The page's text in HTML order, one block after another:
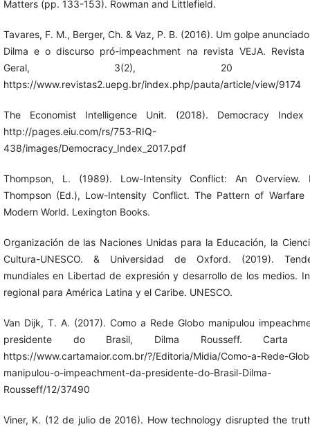
Matters (pp. 133-153). Rowman and Littlefield.
Tavares, F. M., Berger, Ch. & Vaz, P. B. (2016). Um golpe
Dilma e o discurso pró-impeachment na revista VEJA. Revista
Geral, 3(2), 20 -
https://www.revistas2.uepg.br/index.php/pauta/article/view/9174
The Economist Intelligence Unit. (2018). Democracy Index
http://pages.eiu.com/rs/753-RIQ-
438/images/Democracy_Index_2017.pdf
Thompson, L. (1989). Low-Intensity Conflict: An Overview.
Thompson (Ed.), Low-Intensity Conflict. The Pattern of Warfare
Modern World. Lexington Books.
Organización de las Naciones Unidas para la Educación, la
Cultura-UNESCO. & Universidad de Oxford. (2019).
mundiales en Libertad de expresión y desarrollo de los medios.
regional para América Latina y el Caribe. UNESCO.
Van Dijk, T. A. (2017). Como a Rede Globo manipulou
presidente do Brasil, Dilma Rousseff. Carta
https://www.cartamaior.com.br/?/Editoria/Midia/Como-a-Rede-
manipulou-o-impeachment-da-presidente-do-Brasil-Dilma-
Rousseff/12/37490
Viner, K. (12 de julio de 2016). How technology disrupted the